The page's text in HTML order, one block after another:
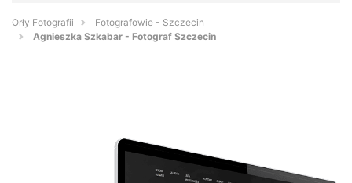
Orły Fotografii
Fotografowie - Szczecin
Agnieszka Szkabar - Fotograf Szczecin